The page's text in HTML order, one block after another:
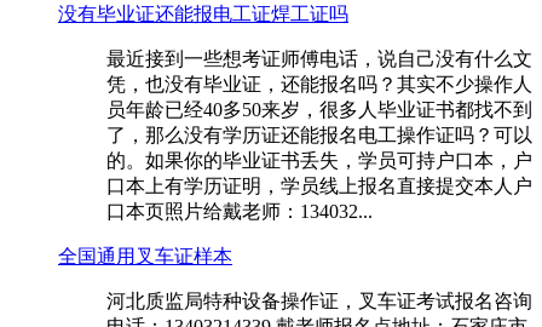
没有毕业证还能报电工证焊工证吗
最近接到一些想考证师傅电话，说自己没有什么文
凭，也没有毕业证，还能报名吗？其实不少操作人
员年龄已经40多50来岁，很多人毕业证书都找不到
了，那么没有学历证还能报名电工操作证吗？可以
的。如果你的毕业证书丢失，学员可持户口本，户
口本上有学历证明，学员线上报名直接提交本人户
口本页照片给戴老师：134032...
全国通用叉车证样本
河北质监局特种设备操作证，叉车证考试报名咨询